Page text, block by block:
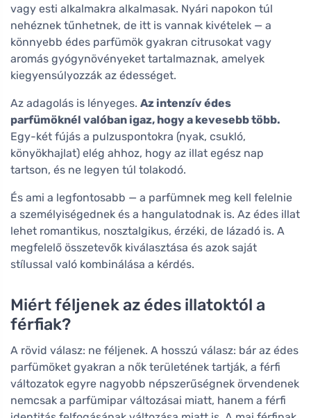
vagy esti alkalmakra alkalmasak. Nyári napokon túl
nehéznek tűnhetnek, de itt is vannak kivételek — a
könnyebb édes parfümök gyakran citrusokat vagy
aromás gyógynövényeket tartalmaznak, amelyek
kiegyensúlyozzák az édességet.
Az adagolás is lényeges. Az intenzív édes
parfümöknél valóban igaz, hogy a kevesebb több.
Egy-két fújás a pulzuspontokra (nyak, csukló,
könyökhajlat) elég ahhoz, hogy az illat egész nap
tartson, és ne legyen túl tolakodó.
És ami a legfontosabb — a parfümnek meg kell felelnie
a személyiségednek és a hangulatodnak is. Az édes illat
lehet romantikus, nosztalgikus, érzéki, de lázadó is. A
megfelelő összetevők kiválasztása és azok saját
stílussal való kombinálása a kérdés.
Miért féljenek az édes illatoktól a
férfiak?
A rövid válasz: ne féljenek. A hosszú válasz: bár az édes
parfümöket gyakran a nők területének tartják, a férfi
változatok egyre nagyobb népszerűségnek örvendenek
nemcsak a parfümipar változásai miatt, hanem a férfi